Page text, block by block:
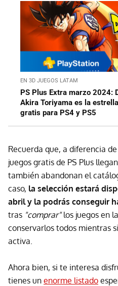
EN 3D JUEGOS LATAM
PS Plus Extra marzo 2024:
Akira Toriyama es la
gratis para PS4 y PS5
Recuerda que, a diferencia
juegos gratis de PS Plus
también abandonan el
caso, la selección estará
abril y la podrás conseguir
tras "comprar"los juegos en
conservarlos todos mientras
activa.
Ahora bien, si te interesa
tienes un enorme listado